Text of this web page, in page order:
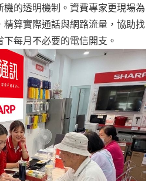
的透明機制。資費專家更現場為
精算實際通話與網路流量，協助找
每月不必要的電信開支。